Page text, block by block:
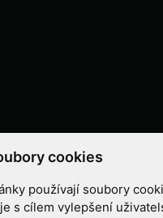
cookies
používají soubory
s cílem vylepšení